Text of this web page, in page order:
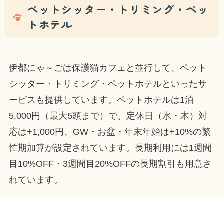
ペットシッター・トリミング・ペッ
トホテル
伊都にゃ～ごは保護猫カフェと並行して、ペット
シッター・トリミング・ペットホテルといったサ
ービスも提供しています。ペットホテルは1泊
5,000円（最大5頭まで）で、定休日（水・木）対
応は+1,000円、GW・お盆・年末年始は+10%の繁
忙期加算が設定されています。長期利用には1週間
目10%OFF・3週間目20%OFFの長期割引も用意さ
れています。